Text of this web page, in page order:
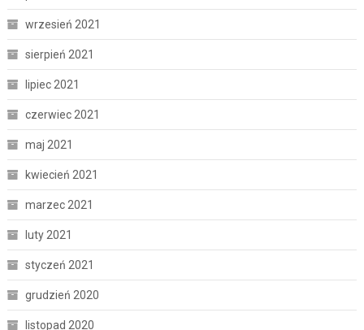
wrzesień 2021
sierpień 2021
lipiec 2021
czerwiec 2021
maj 2021
kwiecień 2021
marzec 2021
luty 2021
styczeń 2021
grudzień 2020
listopad 2020